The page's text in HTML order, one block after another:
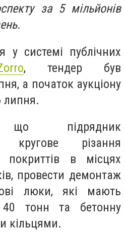
за 5 мільйонів
у системі публічних
, тендер був
а початок аукціону
липня.
що підрядник
кругове різання
покриттів в місцях
провести демонтаж
люки, які мають
тонн та бетонну
кільцями.